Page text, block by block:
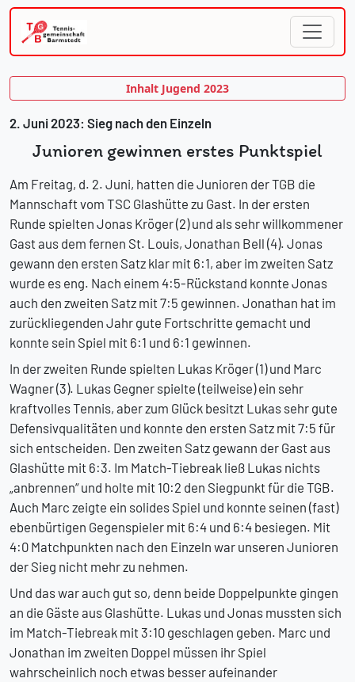
Inhalt Jugend 2023
2. Juni 2023: Sieg nach den Einzeln
Junioren gewinnen erstes Punktspiel
Am Freitag, d. 2. Juni, hatten die Junioren der TGB die
Mannschaft vom TSC Glashütte zu Gast. In der ersten
Runde spielten Jonas Kröger (2) und als sehr willkommener
Gast aus dem fernen St. Louis, Jonathan Bell (4). Jonas
gewann den ersten Satz klar mit 6:1, aber im zweiten Satz
wurde es eng. Nach einem 4:5-Rückstand konnte Jonas
auch den zweiten Satz mit 7:5 gewinnen. Jonathan hat im
zurückliegenden Jahr gute Fortschritte gemacht und
konnte sein Spiel mit 6:1 und 6:1 gewinnen.
In der zweiten Runde spielten Lukas Kröger (1) und Marc
Wagner (3). Lukas Gegner spielte (teilweise) ein sehr
kraftvolles Tennis, aber zum Glück besitzt Lukas sehr gute
Defensivqualitäten und konnte den ersten Satz mit 7:5 für
sich entscheiden. Den zweiten Satz gewann der Gast aus
Glashütte mit 6:3. Im Match-Tiebreak ließ Lukas nichts
„anbrennen“ und holte mit 10:2 den Siegpunkt für die TGB.
Auch Marc zeigte ein solides Spiel und konnte seinen (fast)
ebenbürtigen Gegenspieler mit 6:4 und 6:4 besiegen. Mit
4:0 Matchpunkten nach den Einzeln war unseren Junioren
der Sieg nicht mehr zu nehmen.
Und das war auch gut so, denn beide Doppelpunkte gingen
an die Gäste aus Glashütte. Lukas und Jonas mussten sich
im Match-Tiebreak mit 3:10 geschlagen geben. Marc und
Jonathan im zweiten Doppel müssen ihr Spiel
wahrscheinlich noch etwas besser aufeinander